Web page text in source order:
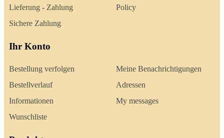
Lieferung - Zahlung
Sichere Zahlung
Policy
Ihr Konto
Bestellung verfolgen
Bestellverlauf
Informationen
Wunschliste
Meine Benachrichtigungen
Adressen
My messages